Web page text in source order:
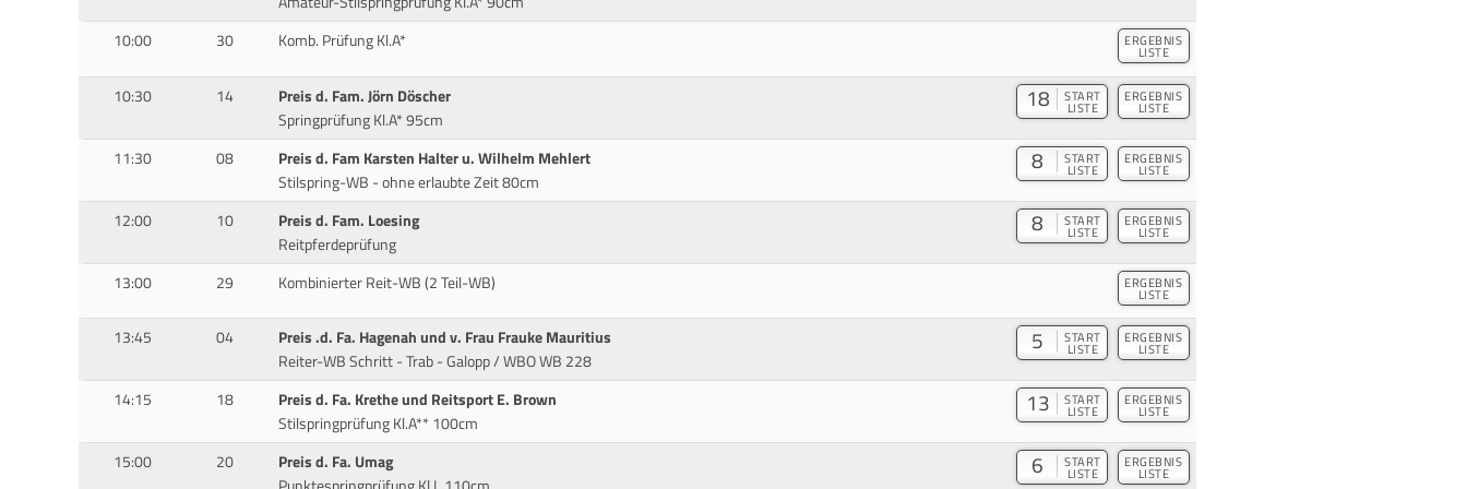
10:00 30 Komb. Prüfung Kl.A* ERGEBNIS
LISTE
10:30 14
Preis d. Fam. Jörn Döscher
Springprüfung Kl.A* 95cm
18 START
LISTE
ERGEBNIS
LISTE
11:30 08
Preis d. Fam Karsten Halter u. Wilhelm Mehlert
Stilspring-WB - ohne erlaubte Zeit 80cm
8 START
LISTE
ERGEBNIS
LISTE
12:00 10
Preis d. Fam. Loesing
Reitpferdeprüfung
8 START
LISTE
ERGEBNIS
LISTE
13:00 29 Kombinierter Reit-WB (2 Teil-WB) ERGEBNIS
LISTE
13:45 04
Preis .d. Fa. Hagenah und v. Frau Frauke Mauritius
Reiter-WB Schritt - Trab - Galopp / WBO WB 228
5 START
LISTE
ERGEBNIS
LISTE
14:15 18
Preis d. Fa. Krethe und Reitsport E. Brown
Stilspringprüfung Kl.A** 100cm
13 START
LISTE
ERGEBNIS
LISTE
15:00 20
Preis d. Fa. Umag
6 START
LISTE
ERGEBNIS
LISTE